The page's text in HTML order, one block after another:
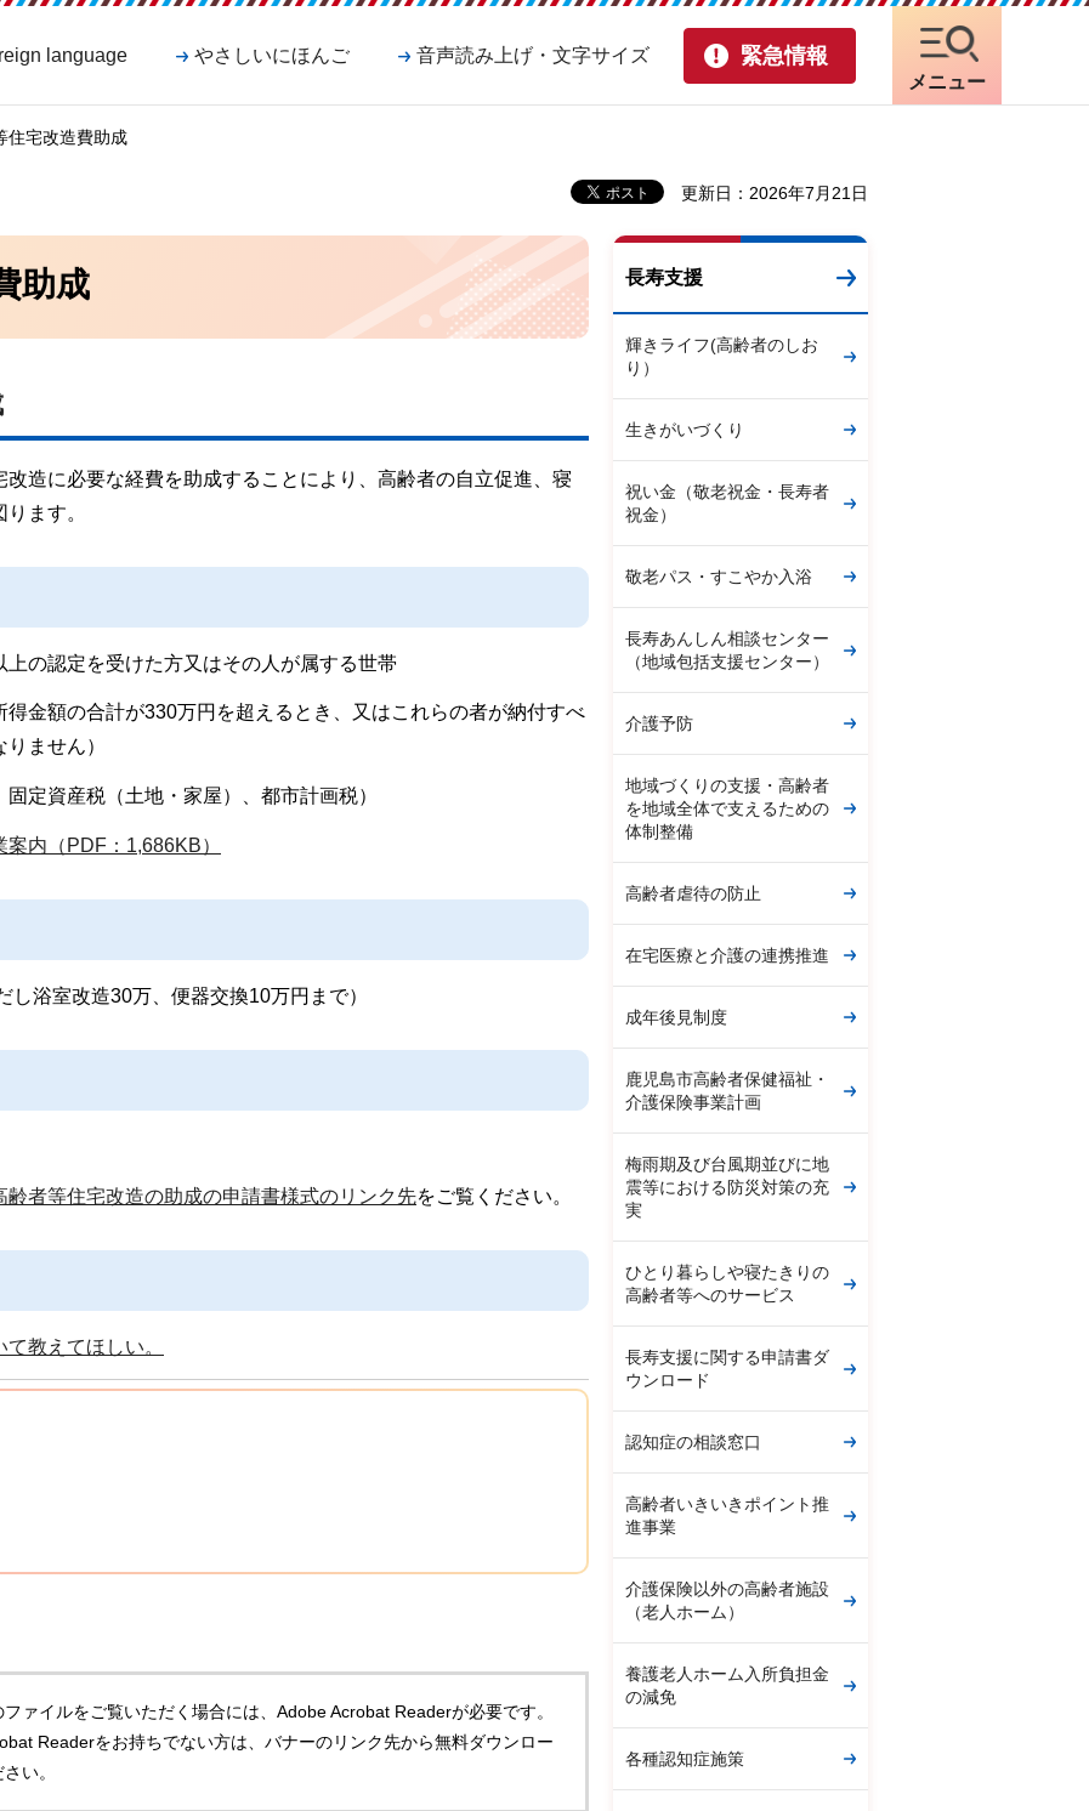
language やさしいにほんご 音声読み上げ・文字サイズ 緊急情報
メニュー
住宅改造費助成
更新日：2026年7月21日
助成
造に必要な経費を助成することにより、高齢者の自立促進、寝
ます。
の認定を受けた方又はその人が属する世帯
得金額の合計が330万円を超えるとき、又はこれらの者が納付すべ
ません）
定資産税（土地・家屋）、都市計画税）
内（PDF：1,686KB）
浴室改造30万、便器交換10万円まで）
齢者等住宅改造の助成の申請書様式のリンク先をご覧ください。
教えてほしい。
ファイルをご覧いただく場合には、Adobe Acrobat Readerが必要です。
Readerをお持ちでない方は、バナーのリンク先から無料ダウンロー
い。
長寿支援
輝きライフ(高齢者のしお
り）
生きがいづくり
祝い金（敬老祝金・長寿者
祝金）
敬老パス・すこやか入浴
長寿あんしん相談センター
（地域包括支援センター）
介護予防
地域づくりの支援・高齢者
を地域全体で支えるための
体制整備
高齢者虐待の防止
在宅医療と介護の連携推進
成年後見制度
鹿児島市高齢者保健福祉・
介護保険事業計画
梅雨期及び台風期並びに地
震等における防災対策の充
実
ひとり暮らしや寝たきりの
高齢者等へのサービス
長寿支援に関する申請書ダ
ウンロード
認知症の相談窓口
高齢者いきいきポイント推
進事業
介護保険以外の高齢者施設
（老人ホーム）
養護老人ホーム入所負担金
の減免
各種認知症施策